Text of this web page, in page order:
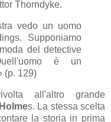
Thorndyke.
vedo un uomo
Supponiamo
del detective
è un
(p. 129)
all'altro grande
s. La stessa scelta
la storia in prima